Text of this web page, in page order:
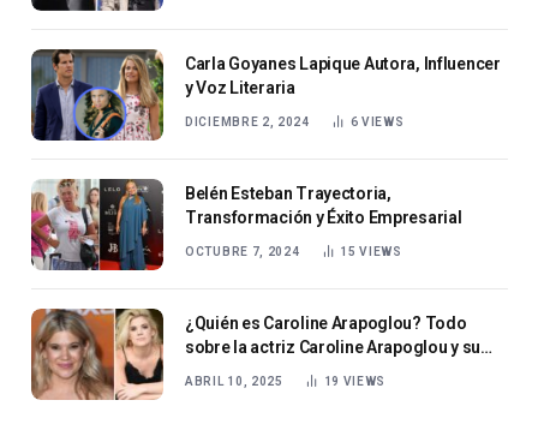
Carla Goyanes Lapique Autora, Influencer
y Voz Literaria
DICIEMBRE 2, 2024 6VIEWS
Belén Esteban Trayectoria,
Transformación y Éxito Empresarial
OCTUBRE 7, 2024 15VIEWS
¿Quién es Caroline Arapoglou? Todo
sobre la actriz Caroline Arapoglou y su
carrera en ascenso
ABRIL 10, 2025 19 VIEWS